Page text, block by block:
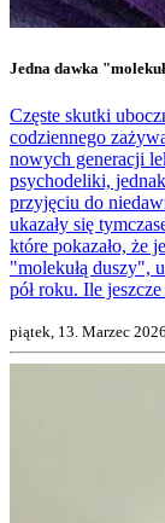
Jedna dawka
Częste skutki
codziennego
nowych generacji
psychodeliki,
przyjęciu do
ukazały się
które pokazało, że
"molekułą duszy",
pół roku. Ile
piątek, 13. Marzec